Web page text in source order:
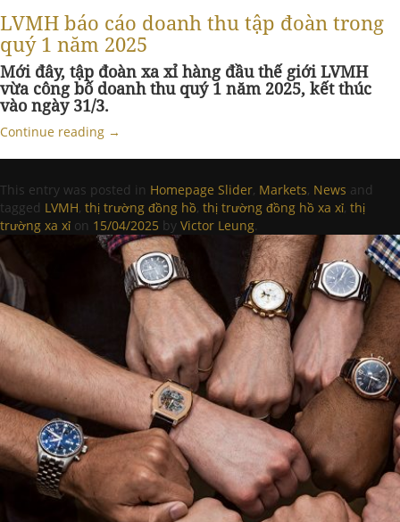
LVMH báo cáo doanh thu tập đoàn trong
quý 1 năm 2025
Mới đây, tập đoàn xa xỉ hàng đầu thế giới LVMH
vừa công bố doanh thu quý 1 năm 2025, kết thúc
vào ngày 31/3.
Continue reading →
This entry was posted in Homepage Slider, Markets, News and
tagged LVMH, thị trường đồng hồ, thị trường đồng hồ xa xỉ, thị
trường xa xỉ on 15/04/2025 by Victor Leung.